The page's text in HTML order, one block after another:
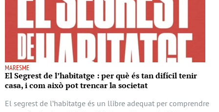
MARESME
El Segrest de l’habitatge : per què és tan difícil tenir
casa, i com això pot trencar la societat
El segrest de l’habitatge és un llibre adequat per comprendre